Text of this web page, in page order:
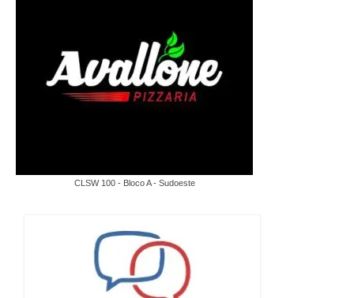
CLSW 100 - Bloco A - Sudoeste